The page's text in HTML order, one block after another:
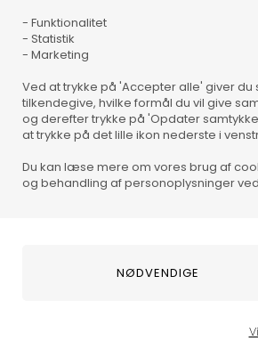
- Funktionalitet
- Statistik
- Marketing
Ved at trykke på 'Accepter alle' giver
tilkendegive, hvilke formål du vil give
og derefter trykke på 'Opdater
at trykke på det lille ikon nederste i
Du kan læse mere om vores brug af
og behandling af personoplysninger